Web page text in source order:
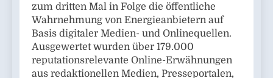
zum dritten Mal in Folge die öffentliche
Wahrnehmung von Energieanbietern auf
Basis digitaler Medien- und Onlinequellen.
Ausgewertet wurden über 179.000
reputationsrelevante Online-Erwähnungen
aus redaktionellen Medien, Presseportalen,